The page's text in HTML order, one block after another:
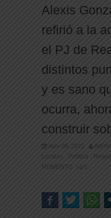
Alexis
refirió a la
el PJ de
distintos
y es sano
ocurra,
construir
Nov 09, 2022
Locales
Politica
MOMENTO
0